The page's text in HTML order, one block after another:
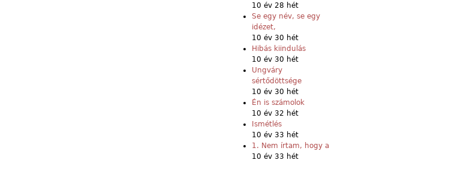
10 év 28 hét
Se egy név, se egy
idézet,
10 év 30 hét
Hibás kiindulás
10 év 30 hét
Ungváry
sértődöttsége
10 év 30 hét
Én is számolok
10 év 32 hét
Ismétlés
10 év 33 hét
1. Nem írtam, hogy a
10 év 33 hét